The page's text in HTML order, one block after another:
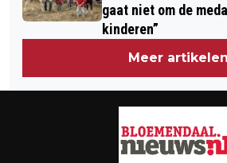
gaat niet om de
kinderen”
Meer artikelen